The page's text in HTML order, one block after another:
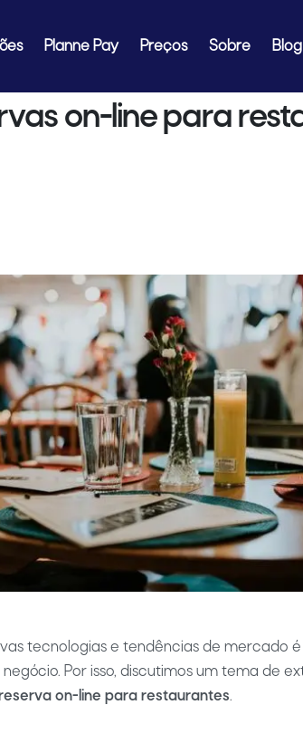
Planne Pay Preços Sobre Blog
on-line para
tecnologias e tendências de mercado
Por isso, discutimos um tema de
on-line para restaurantes.